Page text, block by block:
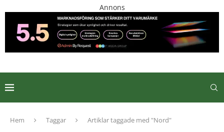
Annons
Hem Taggar Artiklar taggade med "Nord"